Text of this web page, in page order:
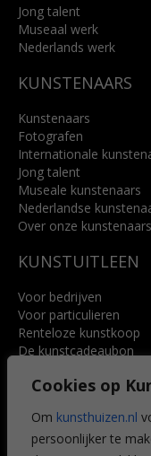
Cookies op
Om kunsthuizen.nl
persoonlijker te
Jong talent
Museaal werk
Nederlands werk
KUNSTENAARS
Kunstenaars
Fotografen
Internationale
Jong talent
Museale kunstenaars
Nederlandse
Over onze kunstenaars
KUNSTUITLEEN
Voor bedrijven
Voor particulieren
Renteloze kunstkoop
De kunstcadeaubon
Voordelen
Veelgestelde vragen